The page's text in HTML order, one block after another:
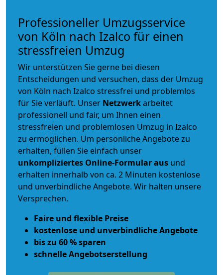
Professioneller Umzugsservice
von Köln nach Izalco für einen
stressfreien Umzug
Wir unterstützen Sie gerne bei diesen
Entscheidungen und versuchen, dass der Umzug
von Köln nach Izalco stressfrei und problemlos
für Sie verläuft. Unser Netzwerkarbeitet
professionell und fair, um Ihnen einen
stressfreien und problemlosen Umzug in Izalco
zu ermöglichen. Um persönliche Angebote zu
erhalten, füllen Sie einfach unser
unkompliziertes Online-Formular aus und
erhalten innerhalb von ca. 2 Minuten kostenlose
und unverbindliche Angebote. Wir halten unsere
Versprechen.
Faire und flexible Preise
kostenlose und unverbindliche Angebote
bis zu 60 % sparen
schnelle Angebotserstellung